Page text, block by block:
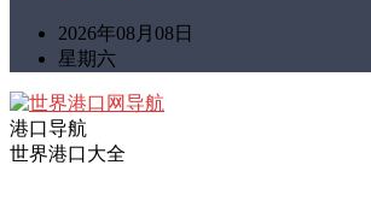
2026年08月08日
星期六
港口导航
世界港口大全